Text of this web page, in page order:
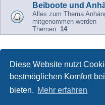
Diese Website nutzt
bestmöglichen Komfort
bieten. Mehr erfahren
Beiboote und
Alles zum Thema
mitgenommen werden
Themen: 14
WER IST ONLINE?
Mitglieder in diesem Forum: 0